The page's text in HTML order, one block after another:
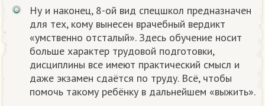
Ну и наконец, 8-ой вид спецшкол предназначен
для тех, кому вынесен врачебный вердикт
«умственно отсталый». Здесь обучение носит
больше характер трудовой подготовки,
дисциплины все имеют практический смысл и
даже экзамен сдаётся по труду. Всё, чтобы
помочь такому ребёнку в дальнейшем «выжить».